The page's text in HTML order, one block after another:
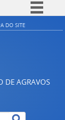
DO SITE
DE AGRAVOS